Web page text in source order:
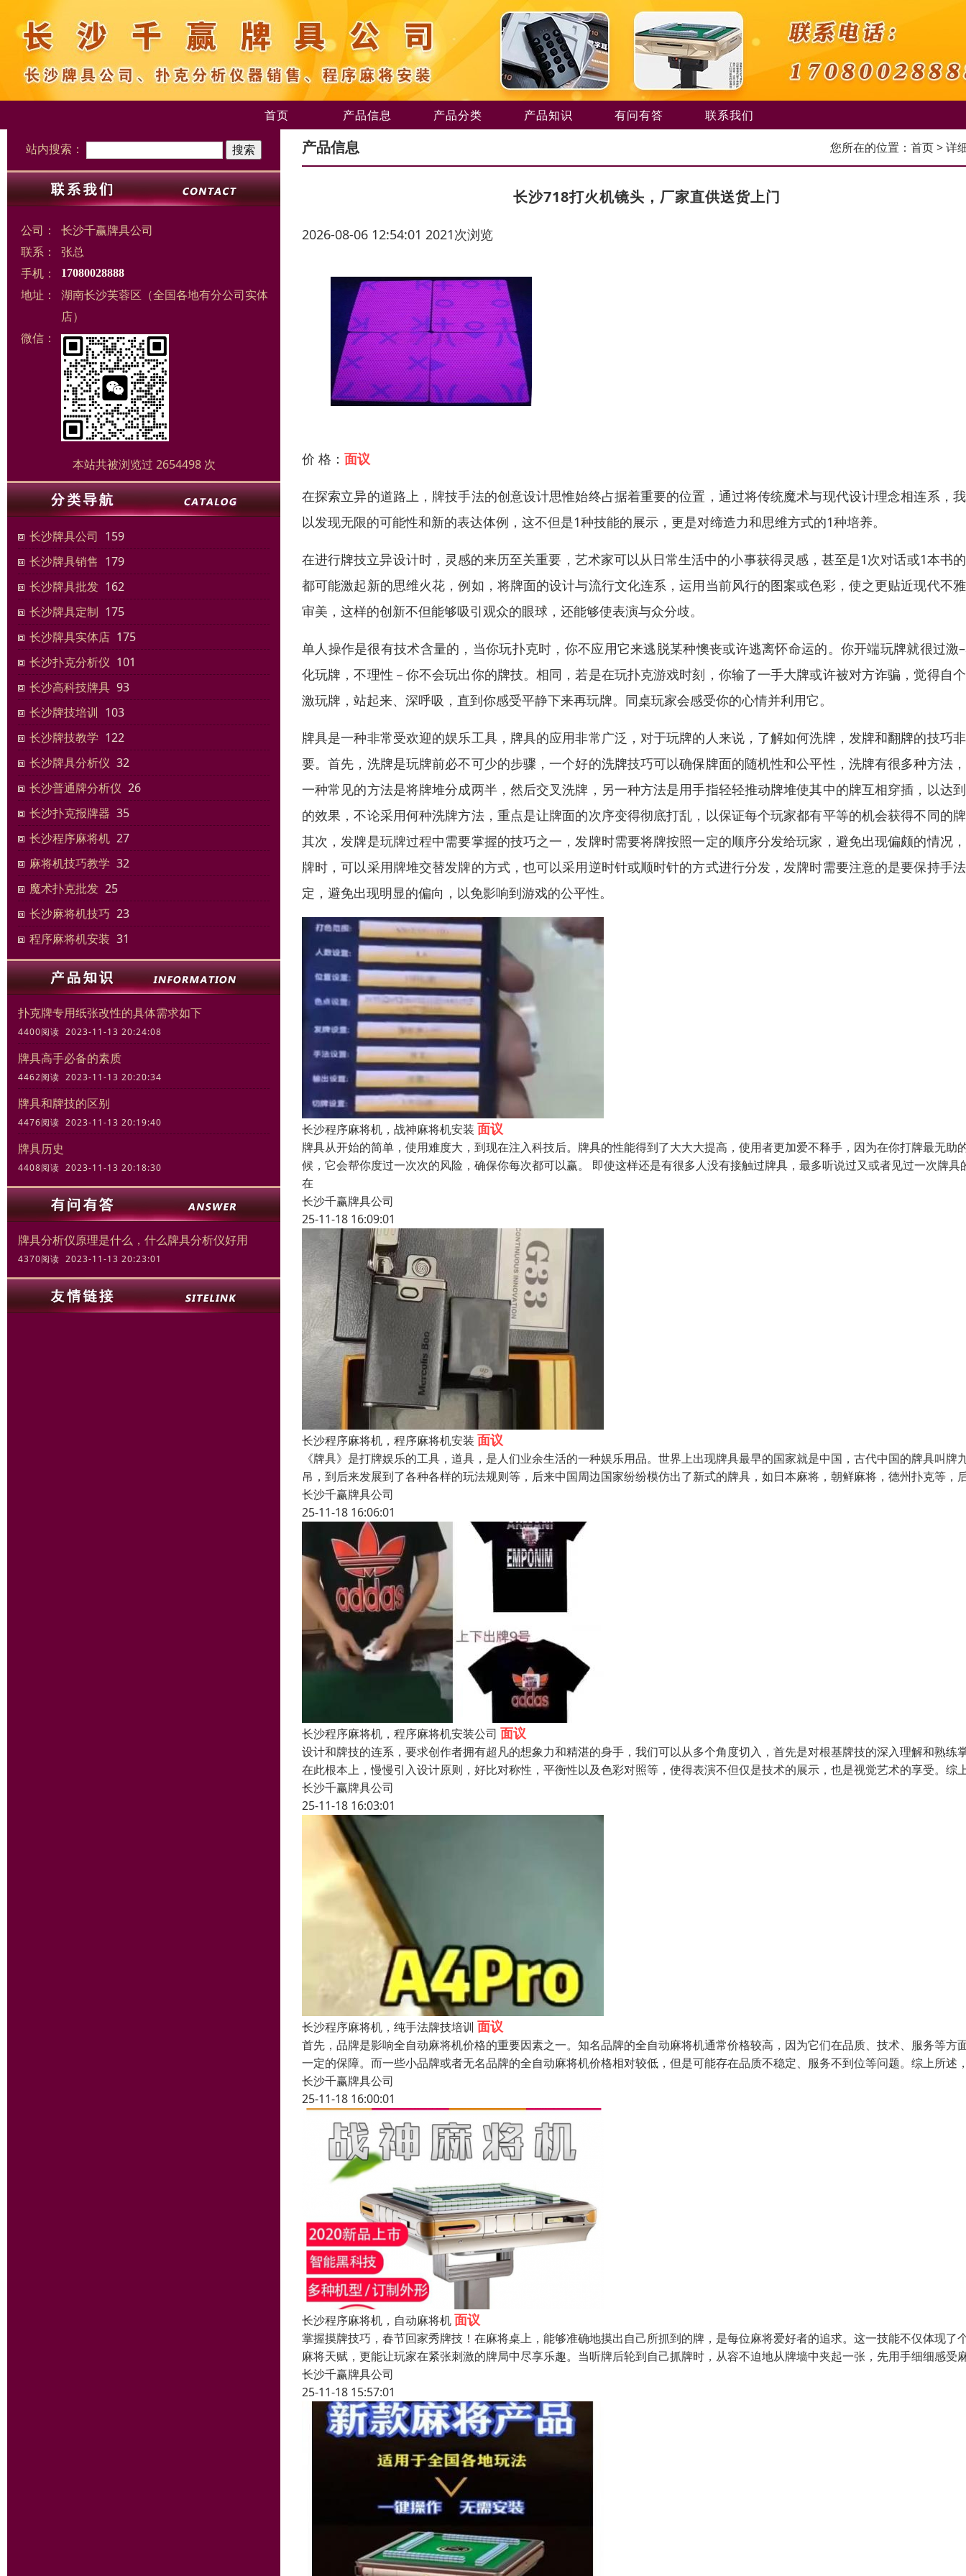
首页 产品信息 产品分类 产品知识 有问有答 联系我们
站内搜索：
公司：
长沙千赢牌具公司
联系：
张总
手机：
17080028888
地址：
湖南长沙芙蓉区（全国各地有分公司实体
店）
微信：
本站共被浏览过 2654498 次
长沙牌具公司 159
长沙牌具销售 179
长沙牌具批发 162
长沙牌具定制 175
长沙牌具实体店 175
长沙扑克分析仪 101
长沙高科技牌具 93
长沙牌技培训 103
长沙牌技教学 122
长沙牌具分析仪 32
长沙普通牌分析仪 26
长沙扑克报牌器 35
长沙程序麻将机 27
麻将机技巧教学 32
魔术扑克批发 25
长沙麻将机技巧 23
程序麻将机安装 31
扑克牌专用纸张改性的具体需求如下
4400阅读 2023-11-13 20:24:08
牌具高手必备的素质
4462阅读 2023-11-13 20:20:34
牌具和牌技的区别
4476阅读 2023-11-13 20:19:40
牌具历史
4408阅读 2023-11-13 20:18:30
牌具分析仪原理是什么，什么牌具分析仪好用
4370阅读 2023-11-13 20:23:01
产品信息 您所在的位置： 首页> 详
长沙718打火机镜头，厂家直供送货上门
2026-08-06 12:54:01 2021次浏览
价 格： 面议
在探索立异的道路上，牌技手法的创意设计思惟始终占据着重要的位置，通过将传统魔术与现代设计理念相连系，
以发现无限的可能性和新的表达体例，这不但是1种技能的展示，更是对缔造力和思维方式的1种培养。
在进行牌技立异设计时，灵感的来历至关重要，艺术家可以从日常生活中的小事获得灵感，甚至是1次对话或1本书
都可能激起新的思维火花，例如，将牌面的设计与流行文化连系，运用当前风行的图案或色彩，使之更贴近现代不
审美，这样的创新不但能够吸引观众的眼球，还能够使表演与众分歧。
单人操作是很有技术含量的，当你玩扑克时，你不应用它来逃脱某种懊丧或许逃离怀命运的。你开端玩牌就很过激
化玩牌，不理性－你不会玩出你的牌技。相同，若是在玩扑克游戏时刻，你输了一手大牌或许被对方诈骗，觉得自
激玩牌，站起来、深呼吸，直到你感受平静下来再玩牌。同桌玩家会感受你的心情并利用它。
牌具是一种非常受欢迎的娱乐工具，牌具的应用非常广泛，对于玩牌的人来说，了解如何洗牌，发牌和翻牌的技巧
要。首先，洗牌是玩牌前必不可少的步骤，一个好的洗牌技巧可以确保牌面的随机性和公平性，洗牌有很多种方法
一种常见的方法是将牌堆分成两半，然后交叉洗牌，另一种方法是用手指轻轻推动牌堆使其中的牌互相穿插，以达
的效果，不论采用何种洗牌方法，重点是让牌面的次序变得彻底打乱，以保证每个玩家都有平等的机会获得不同的
其次，发牌是玩牌过程中需要掌握的技巧之一，发牌时需要将牌按照一定的顺序分发给玩家，避免出现偏颇的情况
牌时，可以采用牌堆交替发牌的方式，也可以采用逆时针或顺时针的方式进行分发，发牌时需要注意的是要保持手
定，避免出现明显的偏向，以免影响到游戏的公平性。
长沙程序麻将机，战神麻将机安装 面议
牌具从开始的简单，使用难度大，到现在注入科技后。牌具的性能得到了大大大提高，使用者更加爱不释手，因为在你打牌最无助
候，它会帮你度过一次次的风险，确保你每次都可以赢。 即使这样还是有很多人没有接触过牌具，最多听说过又或者见过一次牌具
在
长沙千赢牌具公司
25-11-18 16:09:01
长沙程序麻将机，程序麻将机安装 面议
《牌具》是打牌娱乐的工具，道具，是人们业余生活的一种娱乐用品。世界上出现牌具最早的国家就是中国，古代中国的牌具叫牌
吊，到后来发展到了各种各样的玩法规则等，后来中国周边国家纷纷模仿出了新式的牌具，如日本麻将，朝鲜麻将，德州扑克等，
长沙千赢牌具公司
25-11-18 16:06:01
长沙程序麻将机，程序麻将机安装公司 面议
设计和牌技的连系，要求创作者拥有超凡的想象力和精湛的身手，我们可以从多个角度切入，首先是对根基牌技的深入理解和熟练
在此根本上，慢慢引入设计原则，好比对称性，平衡性以及色彩对照等，使得表演不但仅是技术的展示，也是视觉艺术的享受。综
长沙千赢牌具公司
25-11-18 16:03:01
长沙程序麻将机，纯手法牌技培训 面议
首先，品牌是影响全自动麻将机价格的重要因素之一。知名品牌的全自动麻将机通常价格较高，因为它们在品质、技术、服务等方
一定的保障。而一些小品牌或者无名品牌的全自动麻将机价格相对较低，但是可能存在品质不稳定、服务不到位等问题。综上所述
长沙千赢牌具公司
25-11-18 16:00:01
长沙程序麻将机，自动麻将机面议
掌握摸牌技巧，春节回家秀牌技！在麻将桌上，能够准确地摸出自己所抓到的牌，是每位麻将爱好者的追求。这一技能不仅体现了
麻将天赋，更能让玩家在紧张刺激的牌局中尽享乐趣。当听牌后轮到自己抓牌时，从容不迫地从牌墙中夹起一张，先用手细细感受
长沙千赢牌具公司
25-11-18 15:57:01